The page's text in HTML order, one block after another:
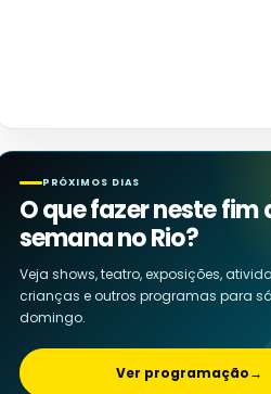
PRÓXIMOS DIAS
O que fazer neste fim
semana no Rio?
Veja shows, teatro, exposições,
crianças e outros programas para
domingo.
Ver programação→